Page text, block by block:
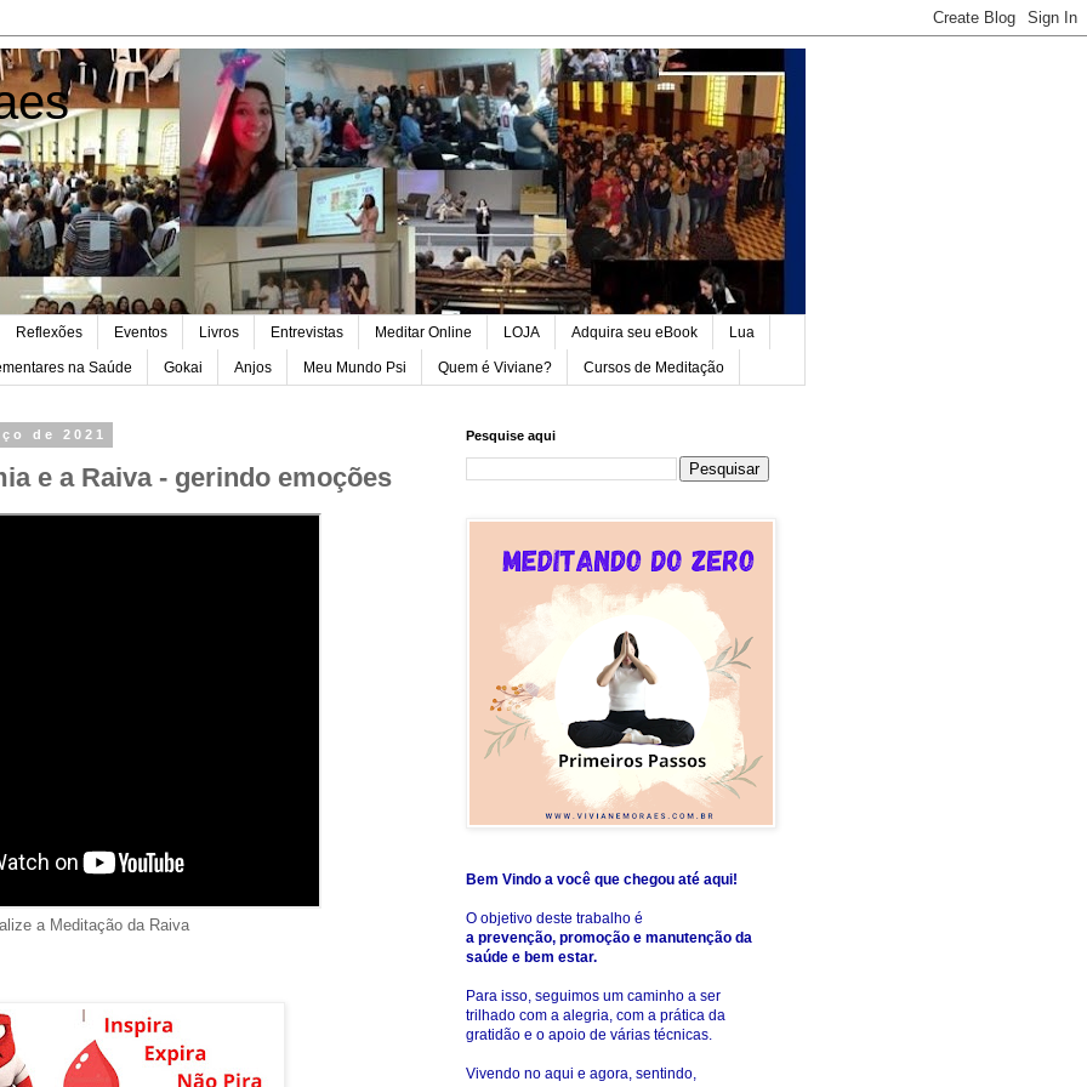
Reflexões Eventos Livros Entrevistas Meditar Online LOJA Adquira seu eBook Lua
na Saúde Gokai Anjos Meu Mundo Psi Quem é Viviane? Cursos de Meditação
de 2021
e a Raiva - gerindo emoções
a Meditação da Raiva
Pesquise aqui
Bem Vindo a você que chegou até aqui!
O objetivo deste trabalho é
a prevenção, promoção e manutenção da
saúde e bem estar.
Para isso, seguimos um caminho a ser
trilhado com a alegria, com a prática da
gratidão e o apoio de várias técnicas.
Vivendo no aqui e agora, sentindo,